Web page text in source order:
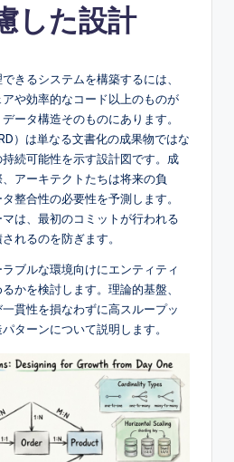
した設計
きるシステムを構築するには、
や効率的なコード以上のものが
ータ構造そのものにあります。
）は単なる文書化の成果物ではな
続可能性を示す設計図です。成
アーキテクトたちは将来の負
整合性の必要性を予測します。
は、最初のコミットが行われる
れるのを防ぎます。
ブルな環境向けにエンティティ
かを検討します。理論的基盤、
貫性を損なわずに高スループッ
ターンについて説明します。